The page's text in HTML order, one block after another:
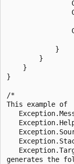
            }
        }
    }
}
/*
This example of
generates the